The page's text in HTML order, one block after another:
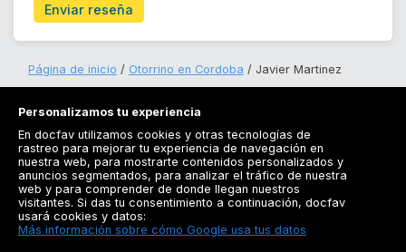
Enviar reseña
Página de inicio Otorrino en Cordoba Javier Martinez
Registrarse
Docfav
Personalizamos tu experiencia
En docfav utilizamos cookies y otras tecnologías de
rastreo para mejorar tu experiencia de navegación en
nuestra web, para mostrarte contenidos personalizados y
anuncios segmentados, para analizar el tráfico de nuestra
web y para comprender de donde llegan nuestros
visitantes. Si das tu consentimiento a continuación, docfav
usará cookies y datos:
Más información sobre cómo Google usa tus datos